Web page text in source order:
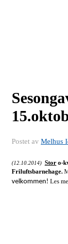
Postet av Melhus
(12.10.2014) Stor o-
Friluftsbarnehage.
velkommen! Les